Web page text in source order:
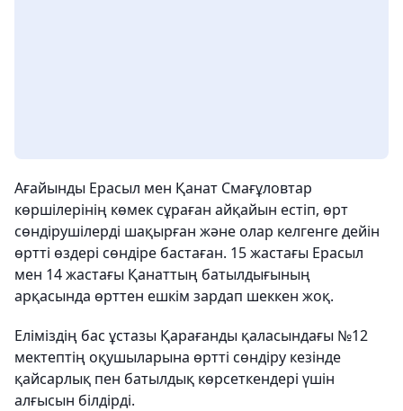
Ағайынды Ерасыл мен Қанат Смағұловтар
көршілерінің көмек сұраған айқайын естіп, өрт
сөндірушілерді шақырған және олар келгенге дейін
өртті өздері сөндіре бастаған. 15 жастағы Ерасыл
мен 14 жастағы Қанаттың батылдығының
арқасында өрттен ешкім зардап шеккен жоқ.
Еліміздің бас ұстазы Қарағанды қаласындағы №12
мектептің оқушыларына өртті сөндіру кезінде
қайсарлық пен батылдық көрсеткендері үшін
алғысын білдірді.